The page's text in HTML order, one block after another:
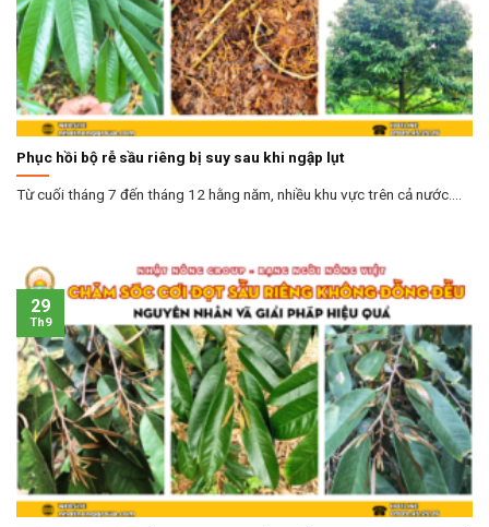
Phục hồi bộ rễ sầu riêng bị suy sau khi ngập lụt
Từ cuối tháng 7 đến tháng 12 hằng năm, nhiều khu vực trên cả nước....
29
Th9